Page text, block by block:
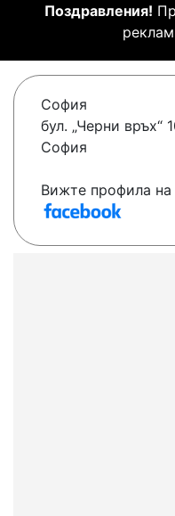
Поздравления!
София
бул. „Черни връх“
София
Вижте профила